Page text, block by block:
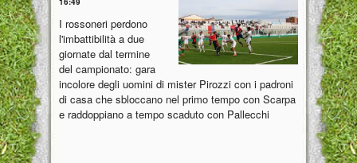
I rossoneri perdono
l'imbattibilità a due
giornate dal termine
del campionato: gara
incolore degli uomini di mister Pirozzi con i padroni
di casa che sbloccano nel primo tempo con Scarpa
e raddoppiano a tempo scaduto con Pallecchi